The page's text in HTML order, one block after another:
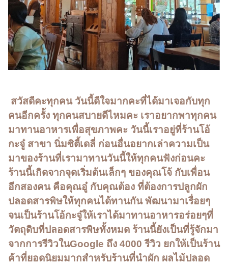
​ สวัสดีคะทุกคน วันนี้ดีใจมากคะที่ได้มาเจอกับทุก
คนอีกครั้ง ทุกคนสบายดีไหมคะ เราอยากพาทุกคน
มาทานอาหารเพื่อสุขภาพคะ วันนี้เราอยู่ที่ร้านโอ้
กะจู๋ สาขา นิ่มซิตี้เดลี่ ก่อนอื่นอยากเล่าความเป็น
มาของร้านที่เรามาทานวันนี้ให้ทุกคนฟังก่อนคะ
ร้านนี้เกิดจากจุดเริ่มต้นเล็กๆ ของคุณโจ้ กับเพื่อน
อีกสองคน คือคุณอู๋ กับคุณต้อง ที่ต้องการปลูกผัก
ปลอดสารพิษให้ทุกคนได้ทานกัน พัฒนามาเรื่อยๆ
จนเป็นร้านโอ้กะจู๋ให้เราได้มาทานอาหารอร่อยๆที่
วัตถุดิบที่ปลอดสารพิษทั้งหมด ร้านนี้ยังเป็นที่รู้จักมา
จากการรีวิวในGoogle ถึง 4000 รีวิว ยกให้เป็นร้าน
ค้าที่ยอดนิยมมากสำหรับร้านที่นำผัก ผลไม้ปลอด